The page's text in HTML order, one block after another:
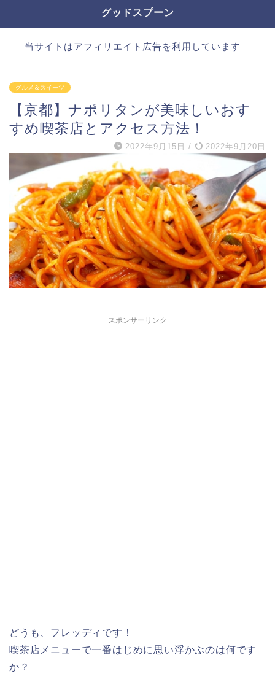
グッドスプーン
当サイトはアフィリエイト広告を利用しています
グルメ＆スイーツ
【京都】ナポリタンが美味しいおす
すめ喫茶店とアクセス方法！
2022年9月15日 / 2022年9月20日
スポンサーリンク
どうも、フレッディです！
喫茶店メニューで一番はじめに思い浮かぶのは何です
か？